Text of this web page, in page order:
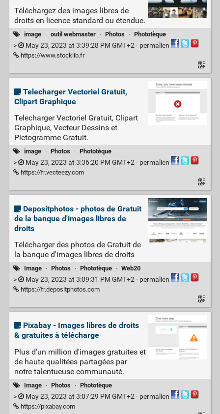
Téléchargez des images libres de
droits en licence standard ou étendue.
image · outil webmaster · Photos · Phototèque
> May 23, 2023 at 3:39:28 PM GMT+2 · permalien
https://www.stocklib.fr
Telecharger Vectoriel Gratuit,
Clipart Graphique
Telecharger Vectoriel Gratuit, Clipart
Graphique, Vecteur Dessins et
Pictogramme Gratuit.
image · Photos · Phototèque
> May 23, 2023 at 3:36:20 PM GMT+2 · permalien
https://fr.vecteezy.com
Depositphotos - photos de Gratuit
de la banque d'images libres de
droits
Télécharger des photos de Gratuit de
la banque d'images libres de droits
Image · Photos · Phototèque · Web20
> May 23, 2023 at 3:09:31 PM GMT+2 · permalien
https://fr.depositphotos.com
Pixabay - Images libres de droits
& gratuites à télécharge
Plus d'un million d'images gratuites et
de haute qualitées partagées par
notre talentueuse communauté.
Image · Photos · Phototèque
> May 23, 2023 at 3:07:29 PM GMT+2 · permalien
https://pixabay.com